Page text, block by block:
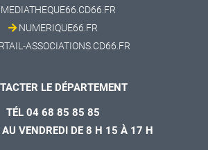
MEDIATHEQUE66.CD66.FR
NUMERIQUE66.FR
ASSOCIATIONS.CD66.FR
LE DÉPARTEMENT
TÉL 04 68 85 85 85
AU VENDREDI DE 8 H 15 À 17 H